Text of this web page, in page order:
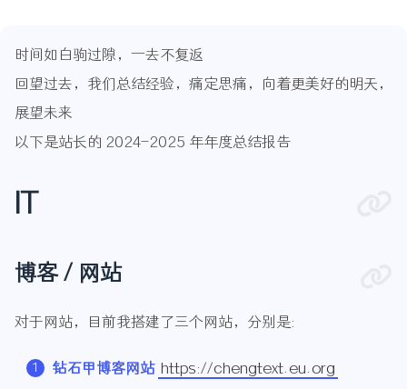
时间如白驹过隙，一去不复返
回望过去，我们总结经验，痛定思痛，向着更美好的明天，
展望未来
以下是站长的 2024-2025 年年度总结报告
IT
博客 / 网站
对于网站，目前我搭建了三个网站，分别是:
钻石甲博客网站 https://chengtext.eu.org